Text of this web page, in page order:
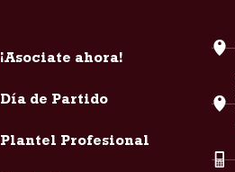
¡Asociate ahora!
Día de Partido
Plantel Profesional